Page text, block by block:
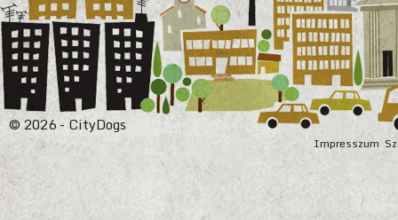
Impresszum
© 2026 - CityDogs